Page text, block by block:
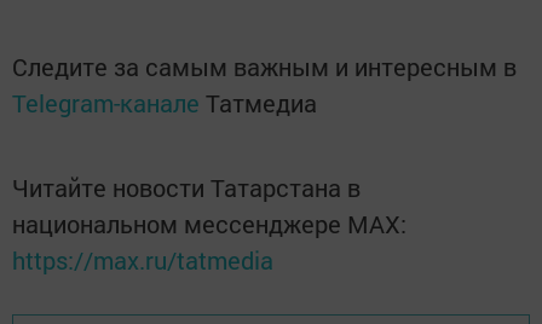
Следите за самым важным и интересным в
Telegram-канале Татмедиа
Читайте новости Татарстана в
национальном мессенджере MАХ:
https://max.ru/tatmedia